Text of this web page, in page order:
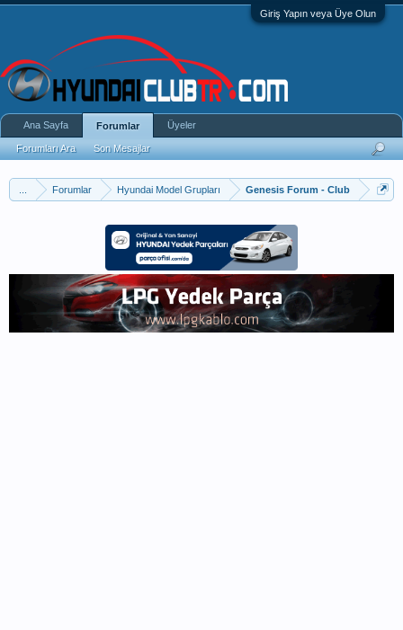
Giriş Yapın veya Üye Olun
Forumlar Hyundai Model Grupları Genesis Forum - Club
Ana Sayfa Forumlar
Forumları Ara Son Mesajlar
Üyeler